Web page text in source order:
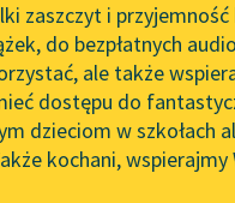
skandynawskiej
z Katarzyną Tunkiel
temu zmarł Joseph
zaszczyt i
do bezpłatnych
ale także
dostępu do
dzieciom w szkołach
kochani, wspierajmy
✖